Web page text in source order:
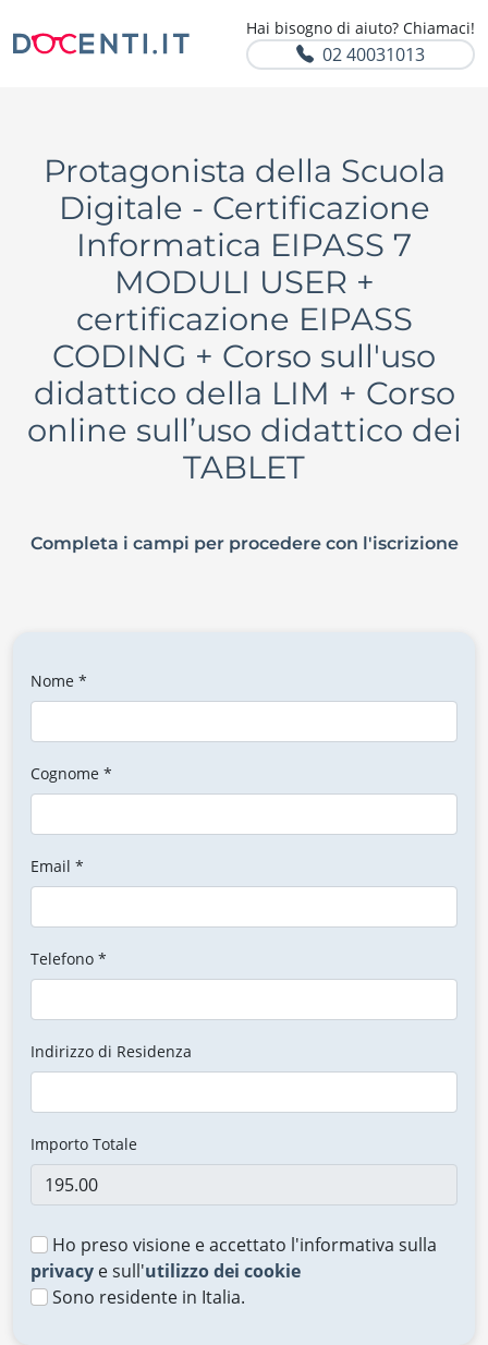
Hai bisogno di aiuto? Chiamaci!
02 40031013
Protagonista della Scuola
Digitale - Certificazione
Informatica EIPASS 7
MODULI USER +
certificazione EIPASS
CODING + Corso sull'uso
didattico della LIM + Corso
online sull’uso didattico dei
TABLET
Completa i campi per procedere con l'iscrizione
Nome *
Cognome *
Email *
Telefono *
Indirizzo di Residenza
Importo Totale
Ho preso visione e accettato l'informativa sulla
privacy e sull'utilizzo dei cookie
Sono residente in Italia.